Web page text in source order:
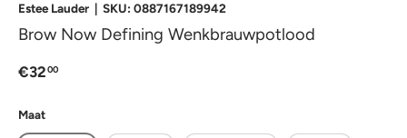
Estee Lauder | SKU: 0887167189942
Brow Now Defining Wenkbrauwpotlood
€3200
Maat